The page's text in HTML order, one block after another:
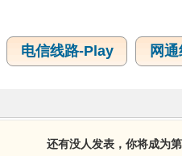
电信线路-Play 网
还有没人发表，你将成为